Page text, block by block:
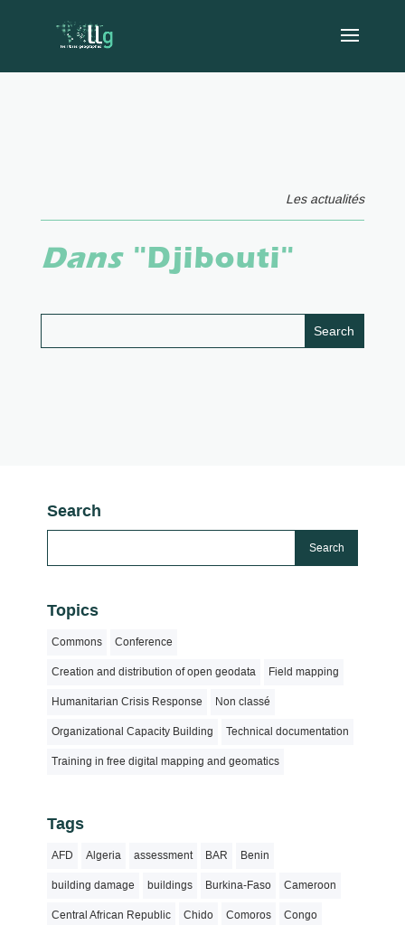
Les actualités
Dans"Djibouti"
Search
Topics
Commons Conference
Creation and distribution of open geodata Field mapping
Humanitarian Crisis Response Non classé
Organizational Capacity Building Technical documentation
Training in free digital mapping and geomatics
Tags
AFD Algeria assessment BAR Benin
building damage buildings Burkina-Faso Cameroon
Central African Republic Chido Comoros Congo